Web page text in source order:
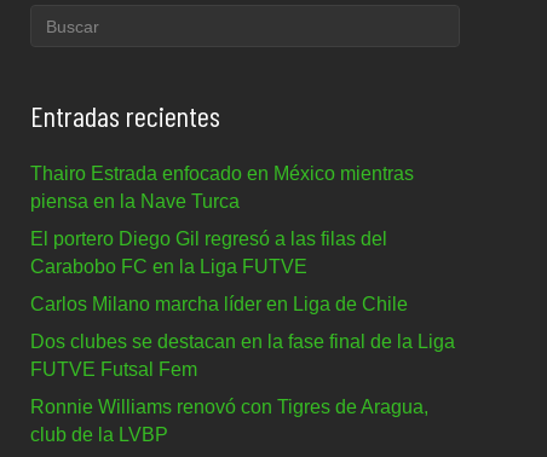
Entradas recientes
Thairo Estrada enfocado en México mientras
piensa en la Nave Turca
El portero Diego Gil regresó a las filas del
Carabobo FC en la Liga FUTVE
Carlos Milano marcha líder en Liga de Chile
Dos clubes se destacan en la fase final de la Liga
FUTVE Futsal Fem
Ronnie Williams renovó con Tigres de Aragua,
club de la LVBP